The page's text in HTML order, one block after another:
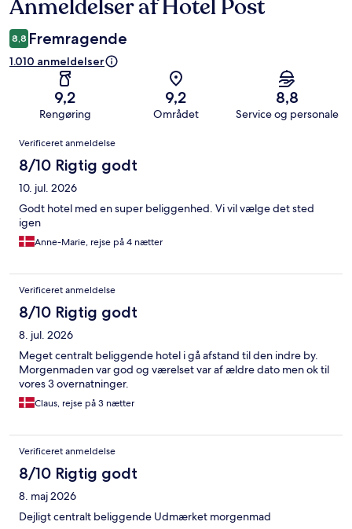
Anmeldelser
Anmeldelser af Hotel Post
8,8 Fremragende
1.010 anmeldelser
9,2
Rengøring
9,2
Området
8,8
Service og personale
Anmeldelser
Verificeret anmeldelse
8/10 Rigtig godt
10. jul. 2026
Godt hotel med en super beliggenhed. Vi vil vælge det sted
igen
Anne-Marie, rejse på 4 nætter
Verificeret anmeldelse
8/10 Rigtig godt
8. jul. 2026
Meget centralt beliggende hotel i gå afstand til den indre by.
Morgenmaden var god og værelset var af ældre dato men ok til
vores 3 overnatninger.
Claus, rejse på 3 nætter
Verificeret anmeldelse
8/10 Rigtig godt
8. maj 2026
Dejligt centralt beliggende Udmærket morgenmad